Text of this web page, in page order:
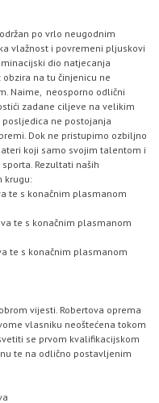
po vrlo neugodnim
vlažnost i povremeni pljuskovi
dio natjecanja
na tu činjenicu ne
Naime, neosporno odlični
zadane ciljeve na velikim
ne postojanja
Dok ne pristupimo ozbiljno
koji samo svojim talentom i
Rezultati naših
krugu:
te s konačnim plasmanom
te s konačnim plasmanom
te s konačnim plasmanom
vijesti. Robertova oprema
vlasniku neoštećena tokom
se prvom kvalifikacijskom
te na odlično postavljenim